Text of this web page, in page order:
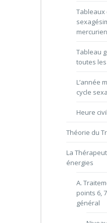
Tableaux
Tableau
toutes
L’année
cycle
Heure
Théorie du
La
énergies
A.
points 6,
général